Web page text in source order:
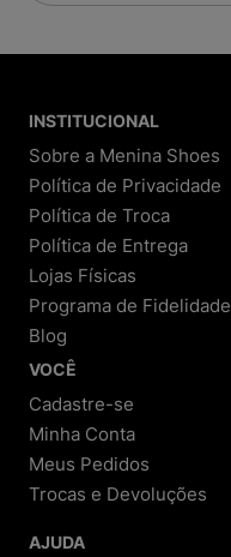
INSTITUCIONAL
Sobre a Menina Shoes
Política de Privacidade
Política de Troca
Política de Entrega
Lojas Físicas
Programa de Fidelidade
Blog
VOCÊ
Cadastre-se
Minha Conta
Meus Pedidos
Trocas e Devoluções
AJUDA